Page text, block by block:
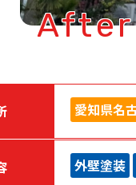
After
愛知県名
外壁塗装